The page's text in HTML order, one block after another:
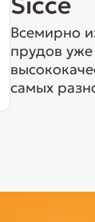
Всемирно
прудов
самых